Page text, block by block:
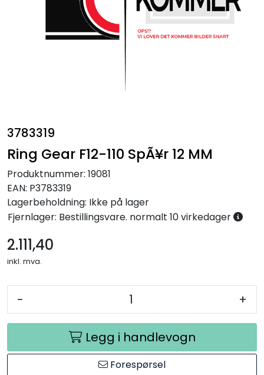
3783319
Ring Gear F12-110 SpÃ¥r 12 MM
Produktnummer: 19081
EAN: P3783319
Lagerbeholdning: Ikke på lager
Fjernlager: Bestillingsvare. normalt 10 virkedager
2.111,40
inkl. mva.
- +
Legg i handlevogn
Forespørsel